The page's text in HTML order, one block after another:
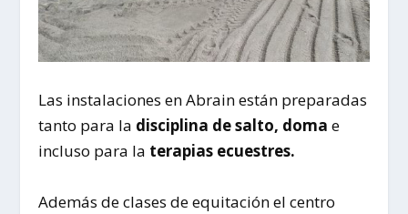
Las instalaciones en Abrain están preparadas
tanto para la disciplina de salto, doma e
incluso para la terapias ecuestres.
Además de clases de equitación el centro